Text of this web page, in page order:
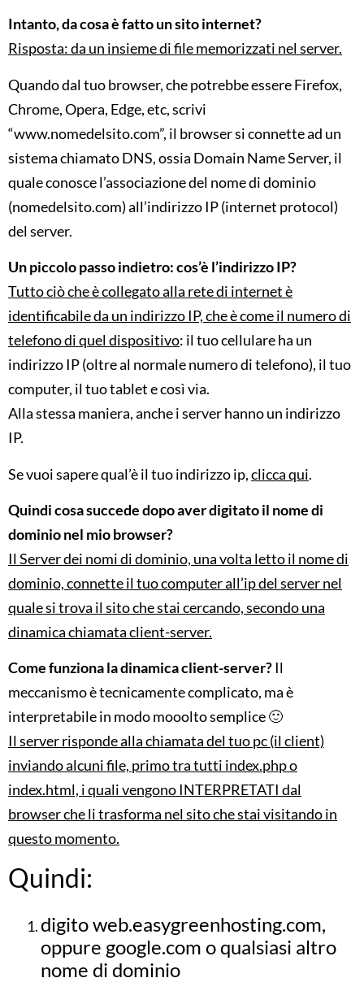
Intanto, da cosa è fatto un sito internet?
Risposta: da un insieme di file memorizzati nel server.
Quando dal tuo browser, che potrebbe essere Firefox,
Chrome, Opera, Edge, etc, scrivi
“www.nomedelsito.com”, il browser si connette ad un
sistema chiamato DNS, ossia Domain Name Server, il
quale conosce l’associazione del nome di dominio
(nomedelsito.com) all’indirizzo IP (internet protocol)
del server.
Un piccolo passo indietro: cos’è l’indirizzo IP?
Tutto ciò che è collegato alla rete di internet è
identificabile da un indirizzo IP, che è come il numero di
telefono di quel dispositivo: il tuo cellulare ha un
indirizzo IP (oltre al normale numero di telefono), il tuo
computer, il tuo tablet e così via.
Alla stessa maniera, anche i server hanno un indirizzo
IP.
Se vuoi sapere qual’è il tuo indirizzo ip,clicca qui.
Quindi cosa succede dopo aver digitato il nome di
dominio nel mio browser?
Il Server dei nomi di dominio, una volta letto il nome di
dominio, connette il tuo computer all’ip del server nel
quale si trova il sito che stai cercando, secondo una
dinamica chiamata client-server.
Come funziona la dinamica client-server?Il
meccanismo è tecnicamente complicato, ma è
interpretabile in modo mooolto semplice 🙂
Il server risponde alla chiamata del tuo pc (il client)
inviando alcuni file, primo tra tutti index.php o
index.html, i quali vengono INTERPRETATI dal
browser che li trasforma nel sito che stai visitando in
questo momento.
Quindi:
digito web.easygreenhosting.com,
oppure google.com o qualsiasi altro
nome di dominio